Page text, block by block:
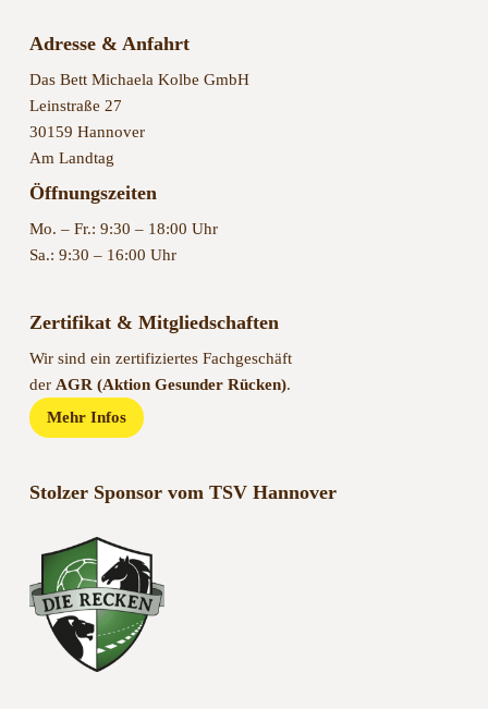
Adresse & Anfahrt
Das Bett Michaela Kolbe GmbH
Leinstraße 27
30159 Hannover
Am Landtag
Öffnungszeiten
Mo. – Fr.: 9:30 – 18:00 Uhr
Sa.: 9:30 – 16:00 Uhr
Zertifikat & Mitgliedschaften
Wir sind ein zertifiziertes Fachgeschäft
der AGR (Aktion Gesunder Rücken).
Mehr Infos
Stolzer Sponsor vom TSV Hannover